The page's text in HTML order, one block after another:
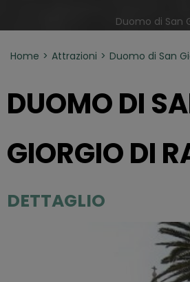
Duomo di San
Home Attrazioni Duomo di San
DUOMO DI
GIORGIO DI
DETTAGLIO